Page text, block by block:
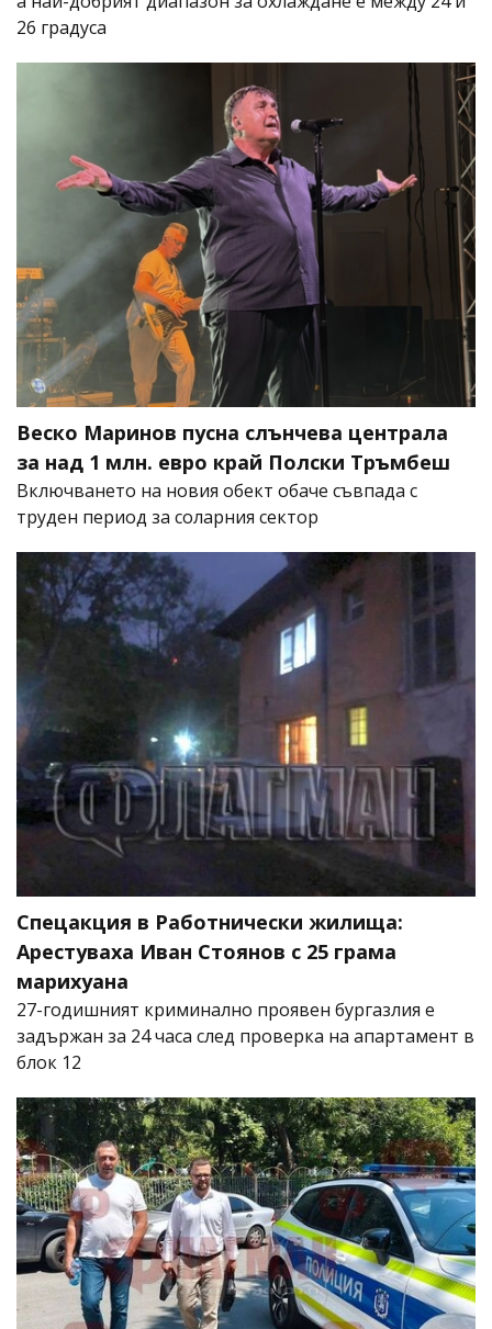
26 градуса
Веско Маринов пусна слънчева централа
за над 1 млн. евро край Полски Тръмбеш
Включването на новия обект обаче съвпада с
труден период за соларния сектор
Спецакция в Работнически жилища:
Арестуваха Иван Стоянов с 25 грама
марихуана
27-годишният криминално проявен бургазлия е
задържан за 24 часа след проверка на апартамент в
блок 12